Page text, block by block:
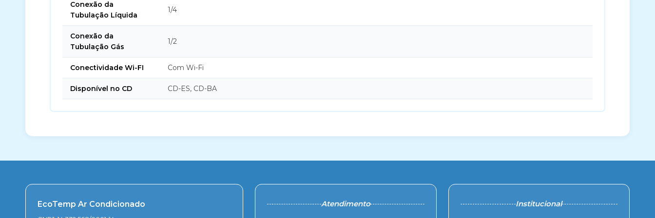
Conexão da
Tubulação Líquida
1/4
Conexão da
Tubulação Gás
1/2
Conectividade Wi-FI Com Wi-Fi
Disponível no CD CD-ES, CD-BA
EcoTemp Ar Condicionado Atendimento Institucional